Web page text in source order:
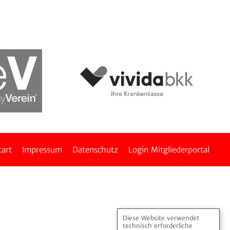
Impressum Daten­schutz Login Mitglie­der­portal
Diese Website verwendet
technisch erforderliche